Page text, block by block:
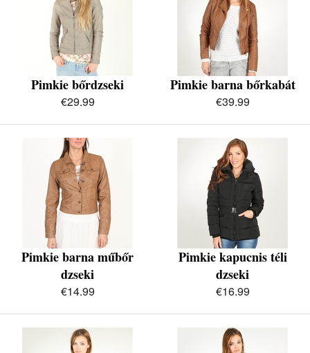
Pimkie bőrdzseki
€29.99
Pimkie barna bőrkabát
€39.99
Pimkie barna műbőr
dzseki
€14.99
Pimkie kapucnis téli
dzseki
€16.99